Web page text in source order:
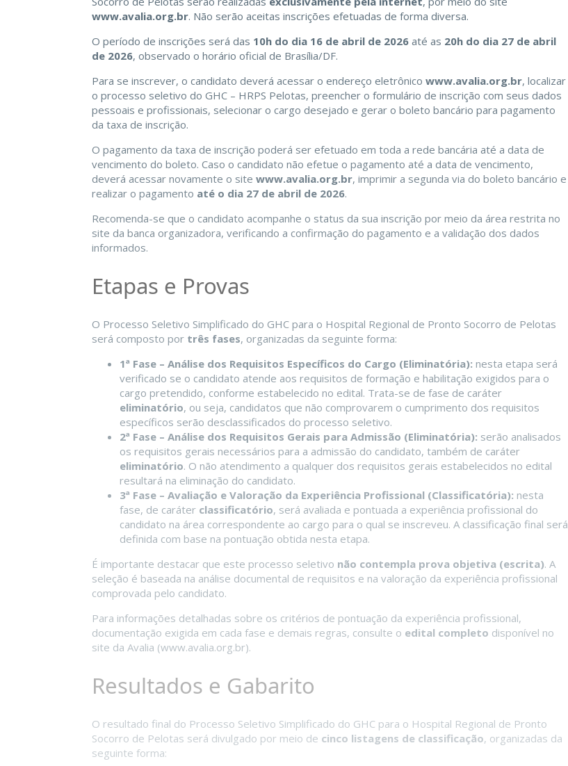
www.avalia.org.br. Não serão aceitas inscrições efetuadas de forma diversa.
O período de inscrições será das 10h do dia 16 de abril de 2026 até as 20h do dia 27 de abril
de 2026, observado o horário oficial de Brasília/DF.
Para se inscrever, o candidato deverá acessar o endereço eletrônico www.avalia.org.br, localizar
o processo seletivo do GHC – HRPS Pelotas, preencher o formulário de inscrição com seus dados
pessoais e profissionais, selecionar o cargo desejado e gerar o boleto bancário para pagamento
da taxa de inscrição.
O pagamento da taxa de inscrição poderá ser efetuado em toda a rede bancária até a data de
vencimento do boleto. Caso o candidato não efetue o pagamento até a data de vencimento,
deverá acessar novamente o site www.avalia.org.br, imprimir a segunda via do boleto bancário e
realizar o pagamento até o dia 27 de abril de 2026.
Recomenda-se que o candidato acompanhe o status da sua inscrição por meio da área restrita no
site da banca organizadora, verificando a confirmação do pagamento e a validação dos dados
informados.
Etapas e Provas
O Processo Seletivo Simplificado do GHC para o Hospital Regional de Pronto Socorro de Pelotas
será composto por três fases, organizadas da seguinte forma:
1ª Fase – Análise dos Requisitos Específicos do Cargo (Eliminatória): nesta etapa será
verificado se o candidato atende aos requisitos de formação e habilitação exigidos para o
cargo pretendido, conforme estabelecido no edital. Trata-se de fase de caráter
eliminatório, ou seja, candidatos que não comprovarem o cumprimento dos requisitos
específicos serão desclassificados do processo seletivo.
2ª Fase – Análise dos Requisitos Gerais para Admissão (Eliminatória): serão analisados
os requisitos gerais necessários para a admissão do candidato, também de caráter
eliminatório. O não atendimento a qualquer dos requisitos gerais estabelecidos no edital
resultará na eliminação do candidato.
3ª Fase – Avaliação e Valoração da Experiência Profissional (Classificatória): nesta
fase, de caráter classificatório, será avaliada e pontuada a experiência profissional do
candidato na área correspondente ao cargo para o qual se inscreveu. A classificação final será
definida com base na pontuação obtida nesta etapa.
É importante destacar que este processo seletivo não contempla prova objetiva (escrita). A
seleção é baseada na análise documental de requisitos e na valoração da experiência profissional
comprovada pelo candidato.
Para informações detalhadas sobre os critérios de pontuação da experiência profissional,
documentação exigida em cada fase e demais regras, consulte o edital completo disponível no
site da Avalia (www.avalia.org.br).
Resultados e Gabarito
O resultado final do Processo Seletivo Simplificado do GHC para o Hospital Regional de Pronto
Socorro de Pelotas será divulgado por meio de cinco listagens de classificação, organizadas da
seguinte forma: